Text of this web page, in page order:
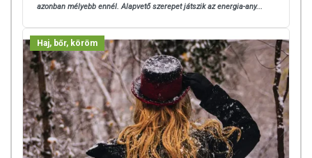
azonban mélyebb ennél. Alapvető szerepet játszik az energia-any...
Haj, bőr, köröm